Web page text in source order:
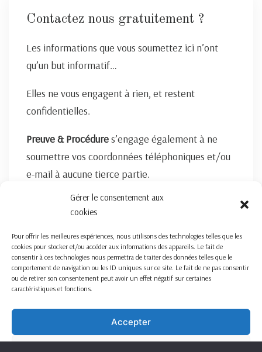
Gérer le consentement aux
cookies
Pour offrir les meilleures expériences, nous utilisons des technologies telles que les
cookies pour stocker et/ou accéder aux informations des appareils. Le fait de
consentir à ces technologies nous permettra de traiter des données telles que le
comportement de navigation ou les ID uniques sur ce site. Le fait de ne pas consentir
ou de retirer son consentement peut avoir un effet négatif sur certaines
caractéristiques et fonctions.
Accepter
Contactez nous gratuitement ?
Les informations que vous soumettez ici n’ont
qu’un but informatif…
Elles ne vous engagent à rien, et restent
confidentielles.
Preuve & Procédures’engage également à ne
soumettre vos coordonnées téléphoniques et/ou
e-mail à aucune tierce partie.
FORMULAIRE DE CONTACT ICI
Nous travaillons sur la France entière
Mentions légales